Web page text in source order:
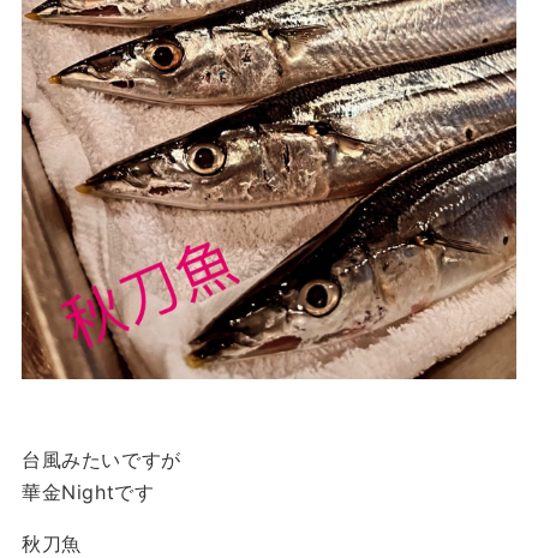
台風みたいですが
華金Nightです
秋刀魚